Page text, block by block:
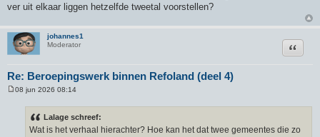
ver uit elkaar liggen hetzelfde tweetal voorstellen?
johannes1
Moderator
Re: Beroepingswerk binnen Refoland (deel 4)
Citeer
08 jun 2026 08:14
Lalage schreef:
Wat is het verhaal hierachter? Hoe kan het dat twee gemeentes die zo